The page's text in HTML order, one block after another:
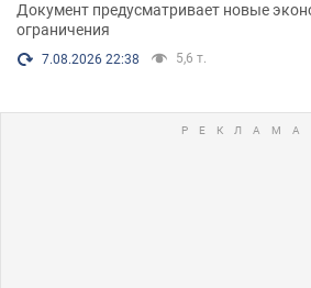
Документ предусматривает новые
ограничения
7.08.2026 22:38 5,6 т.